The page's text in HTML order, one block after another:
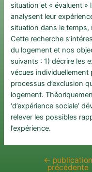
situation et « évaluent »
analysent leur
situation dans le temps,
Cette recherche
du logement et nos
suivants : 1) décrire les
vécues individuellement
processus d’exclusion
logement.
‘d’expérience sociale’
relever les possibles
l’expérience.
Navigation
← publication
précédente